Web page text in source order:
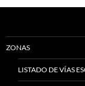
ZONAS
LISTADO DE VÍAS